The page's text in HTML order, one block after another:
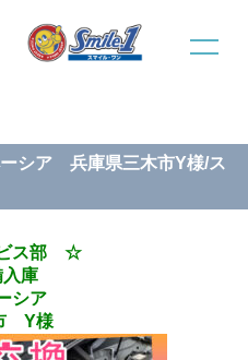
兵庫県三木市Y様/スマイルワ
シア 兵庫県三木市Y様/ス
ス部 ☆
庫
シア
Y様